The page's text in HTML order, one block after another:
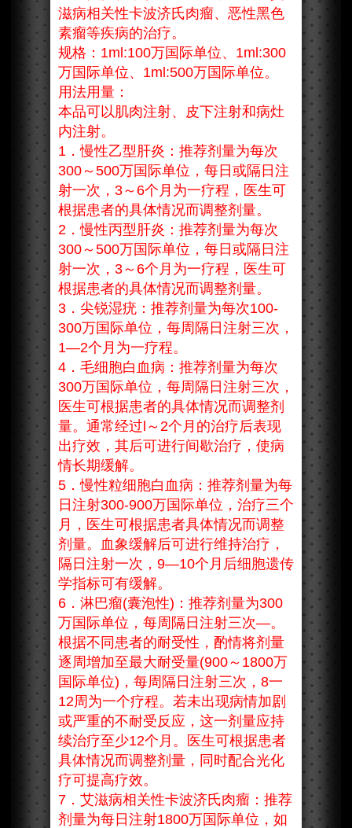
滋病相关性卡波济氏肉瘤、恶性黑色
素瘤等疾病的治疗。
规格：1ml:100万国际单位、1ml:300
万国际单位、1ml:500万国际单位。
用法用量：
本品可以肌肉注射、皮下注射和病灶
内注射。
1．慢性乙型肝炎：推荐剂量为每次
300～500万国际单位，每日或隔日注
射一次，3～6个月为一疗程，医生可
根据患者的具体情况而调整剂量。
2．慢性丙型肝炎：推荐剂量为每次
300～500万国际单位，每日或隔日注
射一次，3～6个月为一疗程，医生可
根据患者的具体情况而调整剂量。
3．尖锐湿疣：推荐剂量为每次100-
300万国际单位，每周隔日注射三次，
1—2个月为一疗程。
4．毛细胞白血病：推荐剂量为每次
300万国际单位，每周隔日注射三次，
医生可根据患者的具体情况而调整剂
量。通常经过l～2个月的治疗后表现
出疗效，其后可进行间歇治疗，使病
情长期缓解。
5．慢性粒细胞白血病：推荐剂量为每
日注射300-900万国际单位，治疗三个
月，医生可根据患者具体情况而调整
剂量。血象缓解后可进行维持治疗，
隔日注射一次，9—10个月后细胞遗传
学指标可有缓解。
6．淋巴瘤(囊泡性)：推荐剂量为300
万国际单位，每周隔日注射三次—。
根据不同患者的耐受性，酌情将剂量
逐周增加至最大耐受量(900～1800万
国际单位)，每周隔日注射三次，8一
12周为一个疗程。若未出现病情加剧
或严重的不耐受反应，这一剂量应持
续治疗至少12个月。医生可根据患者
具体情况而调整剂量，同时配合光化
疗可提高疗效。
7．艾滋病相关性卡波济氏肉瘤：推荐
剂量为每日注射1800万国际单位，如